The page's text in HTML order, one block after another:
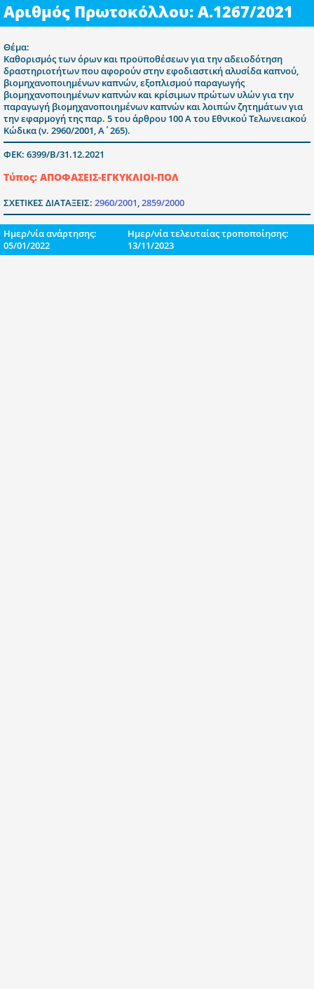
Αριθμός Πρωτοκόλλου: Α.1267/2021
Θέμα:
Καθορισμός των όρων και προϋποθέσεων για την αδειοδότηση
δραστηριοτήτων που αφορούν στην εφοδιαστική αλυσίδα καπνού,
βιομηχανοποιημένων καπνών, εξοπλισμού παραγωγής
βιομηχανοποιημένων καπνών και κρίσιμων πρώτων υλών για την
παραγωγή βιομηχανοποιημένων καπνών και λοιπών ζητημάτων για
την εφαρμογή της παρ. 5 του άρθρου 100 Α του Εθνικού Τελωνειακού
Κώδικα (ν. 2960/2001, Α΄265).
ΦΕΚ: 6399/Β/31.12.2021
Τύπος: ΑΠΟΦΑΣΕΙΣ-ΕΓΚΥΚΛΙΟΙ-ΠΟΛ
ΣΧΕΤΙΚΕΣ ΔΙΑΤΑΞΕΙΣ: 2960/2001,2859/2000
Ημερ/νία ανάρτησης:
05/01/2022
Ημερ/νία τελευταίας τροποποίησης:
13/11/2023